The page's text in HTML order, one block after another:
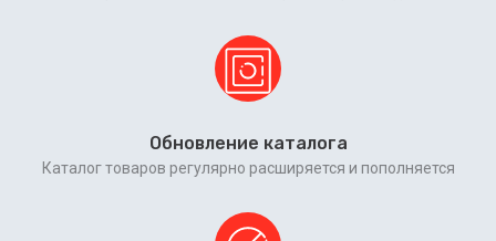
Обновление каталога
Каталог товаров регулярно расширяется и пополняется